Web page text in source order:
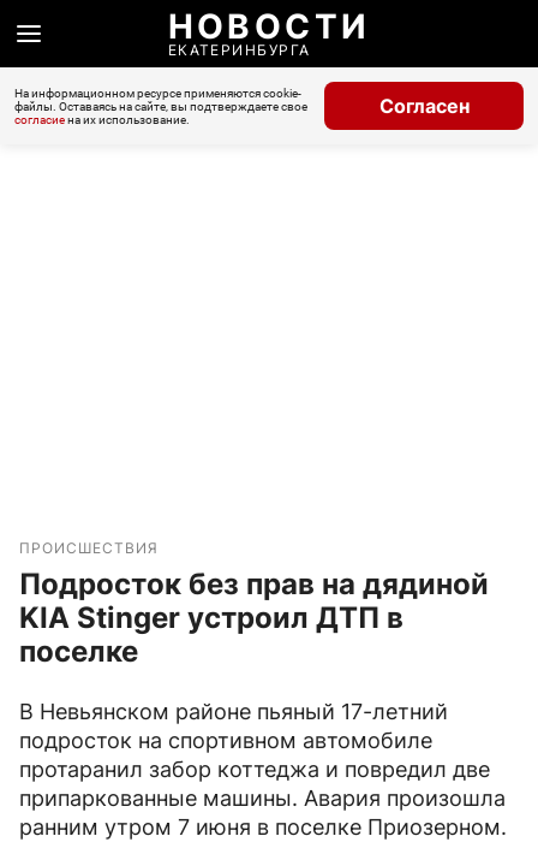
НОВОСТИ
ЕКАТЕРИНБУРГА
На информационном ресурсе применяются cookie-
файлы. Оставаясь на сайте, вы подтверждаете свое
согласиена их использование.
Согласен
ПРОИСШЕСТВИЯ
Подросток без прав на дядиной
KIA Stinger устроил ДТП в
поселке
В Невьянском районе пьяный 17-летний
подросток на спортивном автомобиле
протаранил забор коттеджа и повредил две
припаркованные машины. Авария произошла
ранним утром 7 июня в поселке Приозерном.